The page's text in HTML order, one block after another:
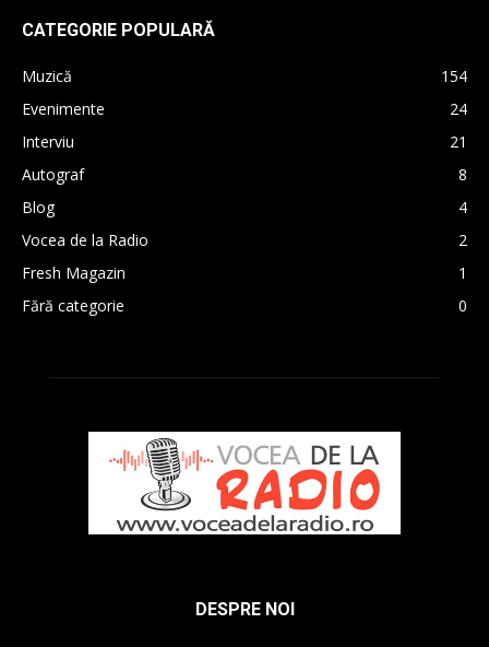
CATEGORIE POPULARĂ
Muzică
154
Evenimente
24
Interviu
21
Autograf
8
Blog
4
Vocea de la Radio
2
Fresh Magazin
1
Fără categorie
0
DESPRE NOI